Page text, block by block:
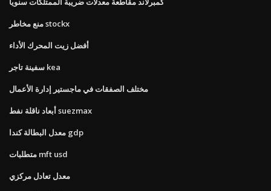
منع مخاطر stockx
أفضل زيت المحرك الأداء
سفينة تاجر kea
مختلف الصفقات في ماجستير إدارة الأعمال
أبعاد ناقلة نفط suezmax
معدل البطالة كندا gdp
متطلبات mft usd
معدل تعادل مركزي